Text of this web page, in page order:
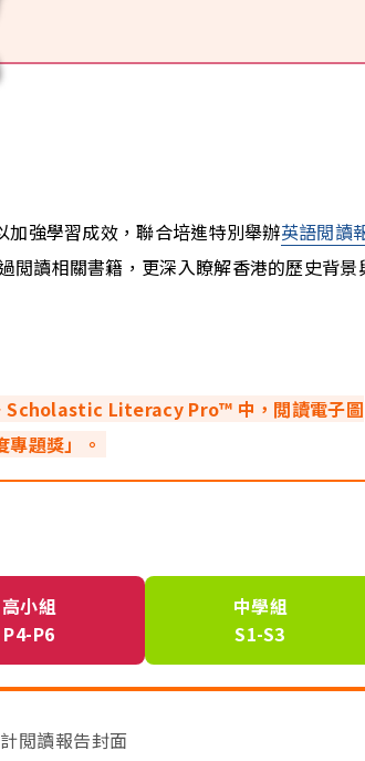
強學習成效，聯合培進特別舉辦英語閲讀
閲讀相關書籍，更深入瞭解香港的歷史背景
Scholastic Literacy Pro™ 中，閲讀電子圖
專題獎」。
高小組
P4-P6
中學組
S1-S3
閲讀報告封面